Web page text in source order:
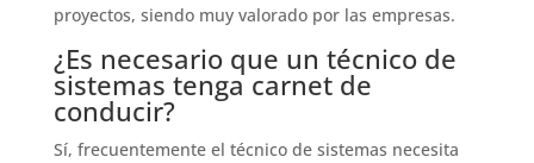
proyectos, siendo muy valorado por las empresas.
¿Es necesario que un técnico de
sistemas tenga carnet de
conducir?
Sí, frecuentemente el técnico de sistemas necesita